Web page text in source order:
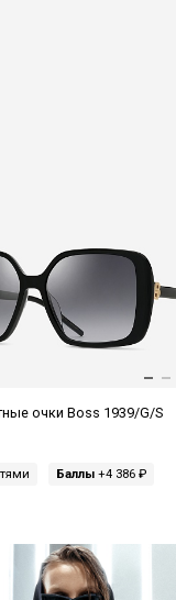
очки Boss 1939/G/S
Баллы +4 386 ₽